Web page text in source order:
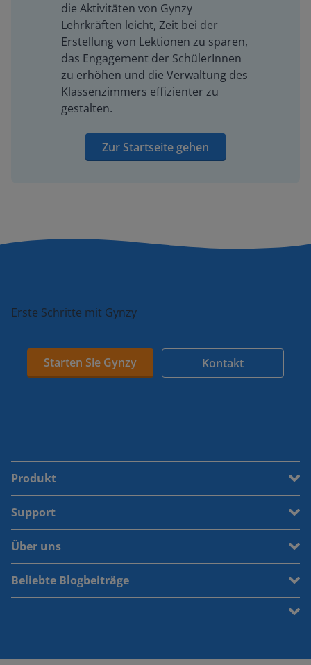
die Aktivitäten von Gynzy
Lehrkräften leicht, Zeit bei der
Erstellung von Lektionen zu sparen,
das Engagement der SchülerInnen
zu erhöhen und die Verwaltung des
Klassenzimmers effizienter zu
gestalten.
Zur Startseite gehen
Erste Schritte mit Gynzy
Starten Sie Gynzy Kontakt
Produkt
Support
Über uns
Beliebte Blogbeiträge